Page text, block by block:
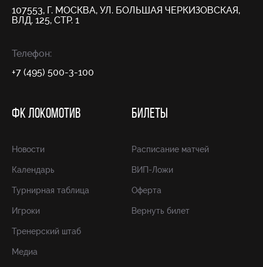
107553, Г. МОСКВА, УЛ. БОЛЬШАЯ ЧЕРКИЗОВСКАЯ,
ВЛД. 125, СТР. 1
Телефон:
+7 (495) 500-3-100
ФК ЛОКОМОТИВ
Новости
Календарь
Турнирная таблица
Игроки
Тренерский штаб
Медиа
БИЛЕТЫ
Расписание матчей
ВИП-Ложи
Оферта
Вернуть билет